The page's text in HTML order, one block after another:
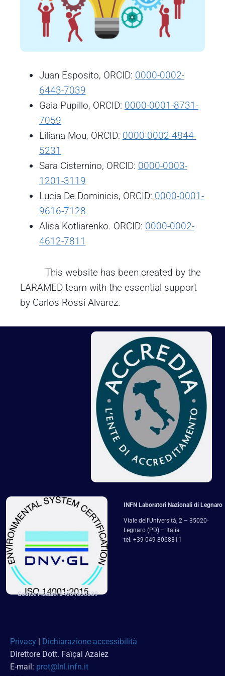
Juan Esposito, ORCID: 0000-0002-
6443-7039
Gaia Pupillo, ORCID: 0000-0001-8731-
7059
Liliana Mou, ORCID: 0000-0002-4844-
5231
Sara Cisternino, ORCID: 0000-0003-
1201-3119
Lucia De Dominicis, ORCID: 0000-0001-
9616-7128
Alisa Kotliarenko. ORCID: 0000-0002-
4612-7811
This website has been created by the
LARAMED team with the essential support
by Carlos Rossi Alvarez.
INFN Laboratori Nazionali di Legnaro
Viale dell’Università, 2 – 35020-
Legnaro (PD) – Italia
tel. +39 049 8068311
Codice Fiscale: 84001850589
Privacy | Dichiarazione accessibilità
Direttore Dott. Faïçal Azaiez
E-mail: prot@lnl.infn.it